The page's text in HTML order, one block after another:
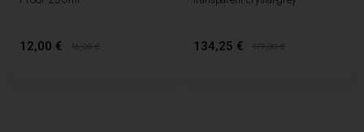
12,00 € 16,00€ 134,25 € 179,00€